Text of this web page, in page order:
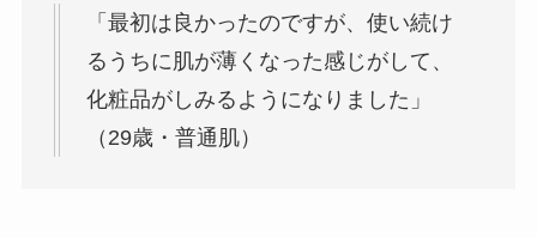
「最初は良かったのですが、使い続け
るうちに肌が薄くなった感じがして、
化粧品がしみるようになりました」
（29歳・普通肌）